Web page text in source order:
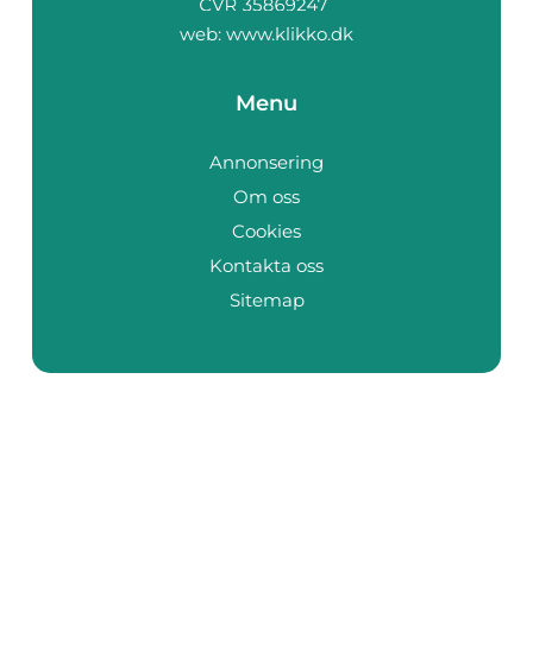
web: www.klikko.dk
Menu
Annonsering
Om oss
Cookies
Kontakta oss
Sitemap